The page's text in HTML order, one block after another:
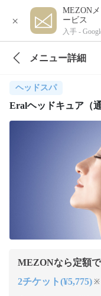
×
MEZON
ービス
入手 -
メニュー詳細
ヘッドスパ
Eralヘッドキュア（
MEZONなら定額
2チケット(¥5,775) ※